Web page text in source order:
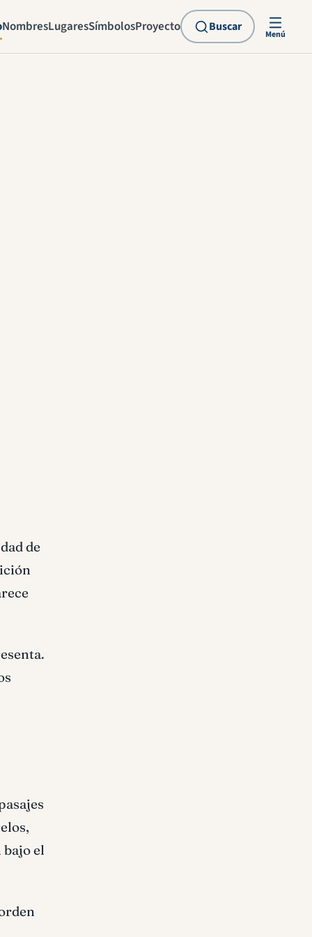
NombresLugaresSímbolosProyecto Buscar
Menú
de
bajo el